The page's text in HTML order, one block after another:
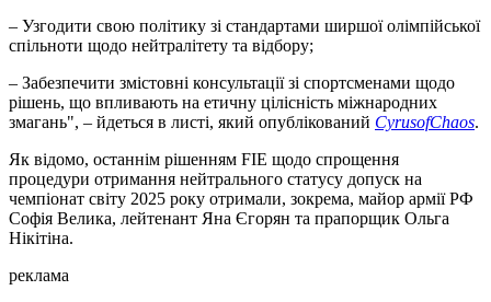
– Узгодити свою політику зі стандартами ширшої олімпійської
спільноти щодо нейтралітету та відбору;
– Забезпечити змістовні консультації зі спортсменами щодо
рішень, що впливають на етичну цілісність міжнародних
змагань", – йдеться в листі, який опублікований CyrusofChaos.
Як відомо, останнім рішенням FIE щодо спрощення
процедури отримання нейтрального статусу допуск на
чемпіонат світу 2025 року отримали, зокрема, майор армії РФ
Софія Велика, лейтенант Яна Єгорян та прапорщик Ольга
Нікітіна.
реклама